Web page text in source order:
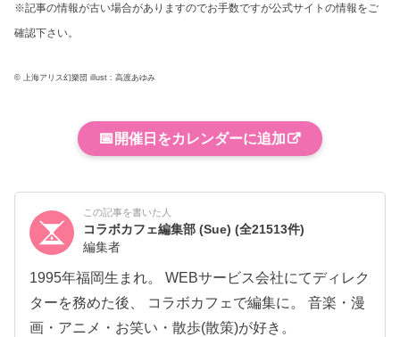
※記事の情報が古い場合がありますのでお手数ですが公式サイトの情報をご
確認下さい。
© 上海アリス幻樂団 illust : 高渡あゆみ
📅 開催日をカレンダーに追加
この記事を書いた人
コラボカフェ編集部 (Sue)(全21513件)
編集者
1995年福岡生まれ。 WEBサービス会社にてディレク
ターを務めた後、 コラボカフェで編集に。 音楽・漫
画・アニメ・お笑い・散歩(散策)が好き。